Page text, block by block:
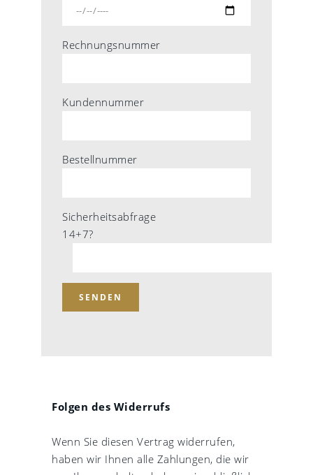
Rechnungsnummer
Kundennummer
Bestellnummer
Sicherheitsabfrage
14+7?
Folgen des Widerrufs
Wenn Sie diesen Vertrag widerrufen,
haben wir Ihnen alle Zahlungen, die wir